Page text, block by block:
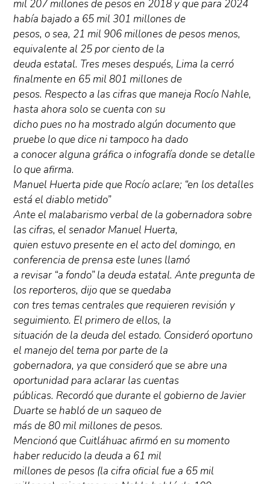
mil 207 millones de pesos en 2018 y que para 2024
había bajado a 65 mil 301 millones de
pesos, o sea, 21 mil 906 millones de pesos menos,
equivalente al 25 por ciento de la
deuda estatal. Tres meses después, Lima la cerró
finalmente en 65 mil 801 millones de
pesos. Respecto a las cifras que maneja Rocío Nahle,
hasta ahora solo se cuenta con su
dicho pues no ha mostrado algún documento que
pruebe lo que dice ni tampoco ha dado
a conocer alguna gráfica o infografía donde se detalle
lo que afirma.
Manuel Huerta pide que Rocío aclare; “en los detalles
está el diablo metido”
Ante el malabarismo verbal de la gobernadora sobre
las cifras, el senador Manuel Huerta,
quien estuvo presente en el acto del domingo, en
conferencia de prensa este lunes llamó
a revisar “a fondo” la deuda estatal. Ante pregunta de
los reporteros, dijo que se quedaba
con tres temas centrales que requieren revisión y
seguimiento. El primero de ellos, la
situación de la deuda del estado. Consideró oportuno
el manejo del tema por parte de la
gobernadora, ya que consideró que se abre una
oportunidad para aclarar las cuentas
públicas. Recordó que durante el gobierno de Javier
Duarte se habló de un saqueo de
más de 80 mil millones de pesos.
Mencionó que Cuitláhuac afirmó en su momento
haber reducido la deuda a 61 mil
millones de pesos (la cifra oficial fue a 65 mil